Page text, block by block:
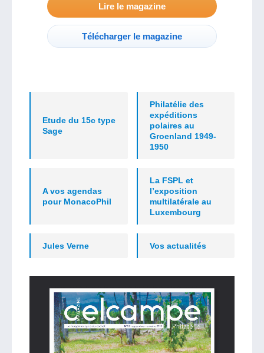
Lire le magazine
Télécharger le magazine
Etude du 15c type
Sage
Philatélie des
expéditions
polaires au
Groenland 1949-
1950
A vos agendas
pour MonacoPhil
La FSPL et
l’exposition
multilatérale au
Luxembourg
Jules Verne Vos actualités